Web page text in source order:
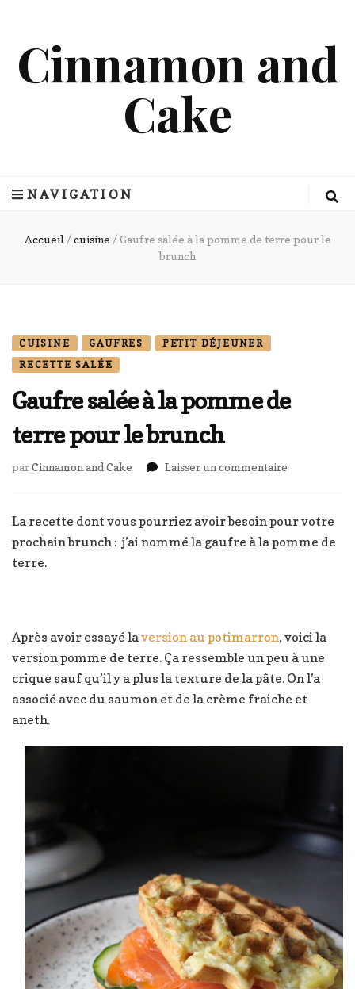
Cinnamon and
Cake
NAVIGATION
Accueil / cuisine / Gaufre salée à la pomme de terre pour le
brunch
CUISINE GAUFRES
PETIT DÉJEUNER
RECETTE SALÉE
Gaufre salée à la pomme de
terre pour le brunch
parCinnamon and Cake Laisser un commentaire
pomme
brunch
La recette dont vous pourriez avoir besoin pour votre
prochain brunch : j’ai nommé la gaufre à la pomme de
terre.
Après avoir essayé laversion au potimarron, voici la
version pomme de terre. Ça ressemble un peu à une
crique sauf qu’il y a plus la texture de la pâte. On l’a
associé avec du saumon et de la crème fraiche et
aneth.